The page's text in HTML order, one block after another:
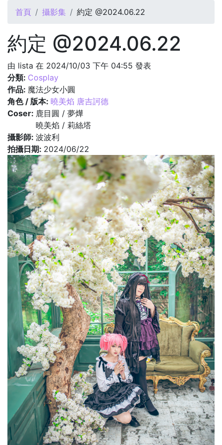
您在這裡
首頁 攝影集 約定 @2024.06.22
約定 @2024.06.22
由 lista 在 2024/10/03 下午 04:55 發表
分類: Cosplay
作品: 魔法少女小圓
角色 / 版本: 曉美焰 唐吉訶德
Coser: 鹿目圓 / 夢燁
曉美焰 / 莉絲塔
攝影師: 波波利
拍攝日期: 2024/06/22